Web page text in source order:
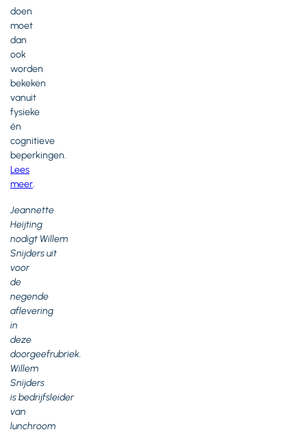
doen
moet
dan
ook
worden
bekeken
vanuit
fysieke
én
cognitieve
beperkingen.
Lees
meer.
Jeannette
Heijting
nodigt Willem
Snijders uit
voor
de
negende
aflevering
in
deze
doorgeefrubriek.
Willem
Snijders
is bedrijfsleider
van
lunchroom